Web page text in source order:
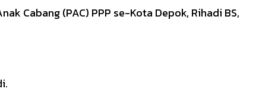
Cabang (PAC) PPP se-Kota Depok, Rihadi BS,